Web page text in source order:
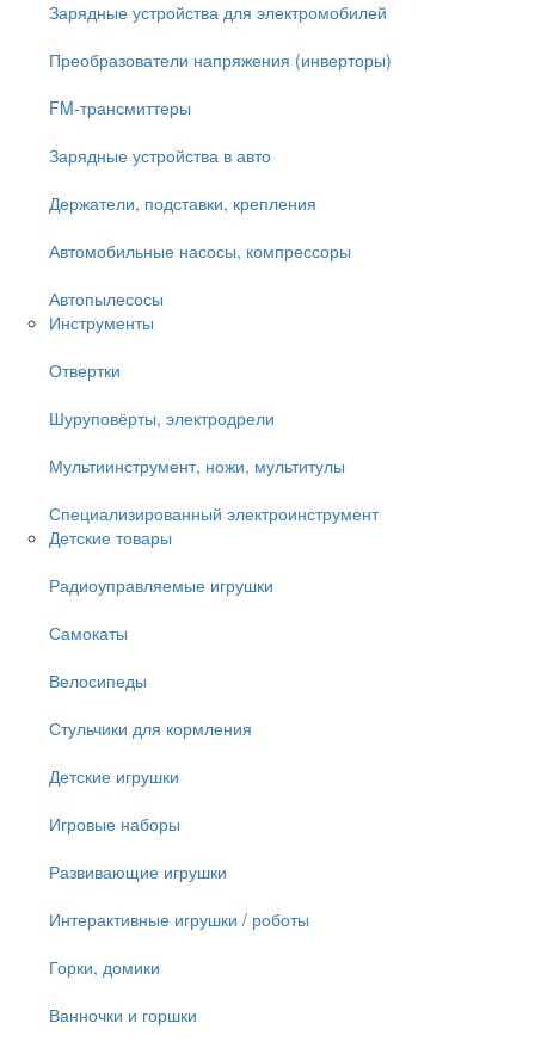
Зарядные устройства для электромобилей
Преобразователи напряжения (инверторы)
FM-трансмиттеры
Зарядные устройства в авто
Держатели, подставки, крепления
Автомобильные насосы, компрессоры
Автопылесосы
Инструменты
Отвертки
Шуруповёрты, электродрели
Мультиинструмент, ножи, мультитулы
Специализированный электроинструмент
Детские товары
Радиоуправляемые игрушки
Самокаты
Велосипеды
Стульчики для кормления
Детские игрушки
Игровые наборы
Развивающие игрушки
Интерактивные игрушки / роботы
Горки, домики
Ванночки и горшки